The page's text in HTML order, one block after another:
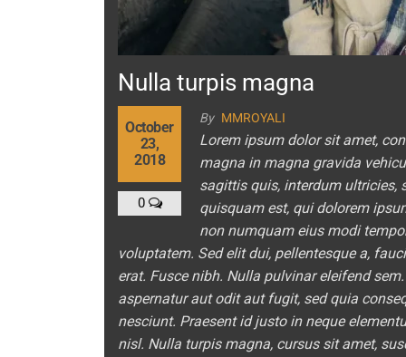
Nulla turpis magna
By MMROYALI
October
23,
2018
0
Lorem ipsum dolor sit amet,
magna in magna gravida
sagittis quis, interdum ultricies,
quisquam est, qui dolorem
non numquam eius modi
voluptatem. Sed elit dui, pellentesque a,
erat. Fusce nibh. Nulla pulvinar eleifend
aspernatur aut odit aut fugit, sed quia
nesciunt. Praesent id justo in neque
nisl. Nulla turpis magna, cursus sit amet,